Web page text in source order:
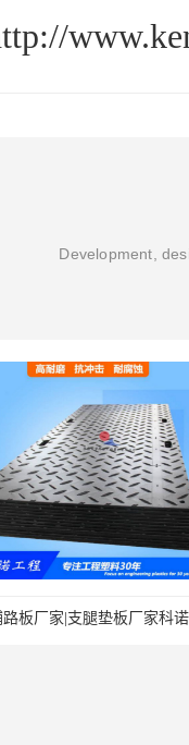
Development,
路板厂家|支腿垫板厂家科诺